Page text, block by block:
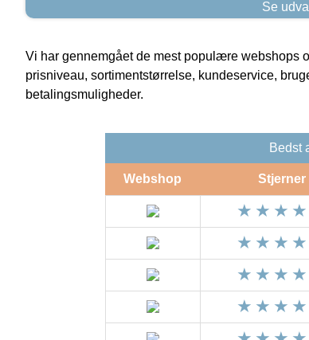
Se
Vi har gennemgået de mest populære webshops
prisniveau, sortimentstørrelse, kundeservice,
betalingsmuligheder.
Bedst
Webshop Stjerner